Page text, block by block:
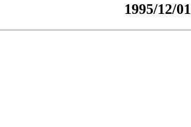
1995/12/